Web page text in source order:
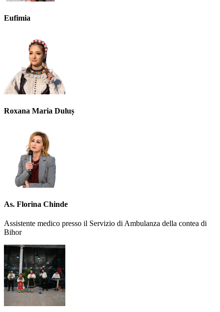
Eufimia
Roxana Maria Duluș
As. Florina Chinde
Assistente medico presso il Servizio di Ambulanza della contea di
Bihor